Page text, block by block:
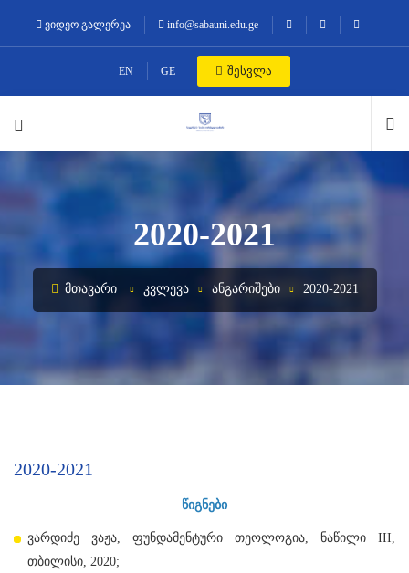
ვიდეო გალერეა info@sabauni.edu.ge
EN GE შესვლა
2020-2021
ᲛᲗᲐᲕᲐᲠᲘ ᲙᲕᲚᲔᲕᲐ ᲐᲜᲒᲐᲠᲘᲨᲔᲑᲘ 2020-2021
2020-2021
წიგნები
ვარდიძე ვაჟა, ფუნდამენტური თეოლოგია, ნაწილი III,
თბილისი, 2020;